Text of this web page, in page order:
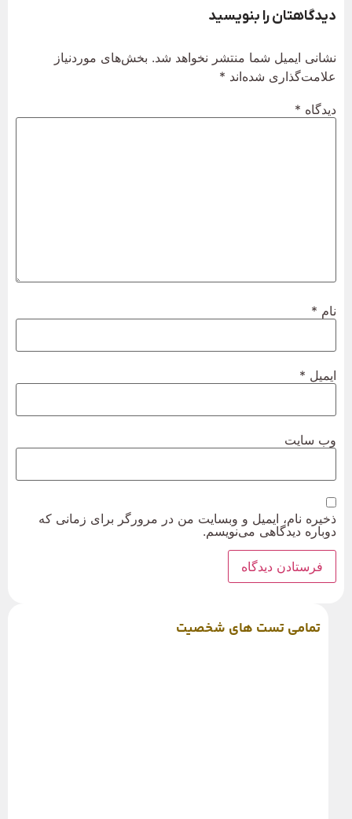
دیدگاهتان را بنویسید
نشانی ایمیل شما منتشر نخواهد شد. بخش‌های موردنیاز
علامت‌گذاری شده‌اند*
دیدگاه*
نام*
ایمیل*
وب‌ سایت
ذخیره نام، ایمیل و وبسایت من در مرورگر برای زمانی که
دوباره دیدگاهی می‌نویسم.
تمامی تست های شخصیت